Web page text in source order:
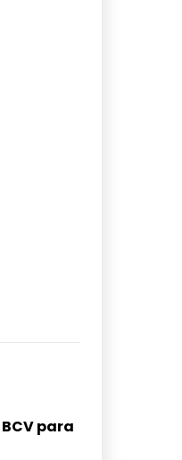
para